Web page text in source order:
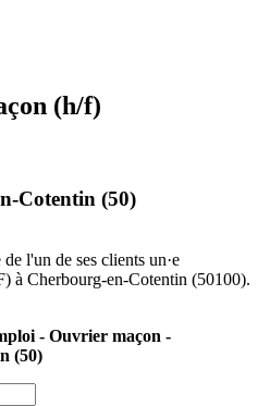
(h/f)
Cotentin (50)
l'un de ses clients un·e
à Cherbourg-en-Cotentin (50100).
- Ouvrier maçon -
(50)